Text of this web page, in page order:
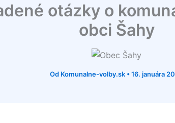
otázky o
obci Šahy
Od Komunalne-volby.sk •16. januára